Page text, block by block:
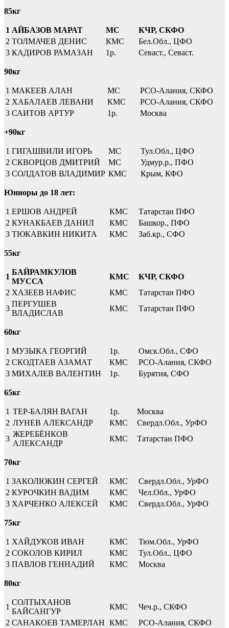
85кг
1 АЙБАЗОВ МАРАТ МС
КЧР, СКФО
2 ТОЛМАЧЕВ ДЕНИС КМС
Бел.Обл., ЦФО
3 КАДИРОВ РАМАЗАН 1р. Севаст., Севаст.
90кг
1 МАКЕЕВ АЛАН МС
РСО-Алания, СКФО
2 ХАБАЛАЕВ ЛЕВАНИ КМС
РСО-Алания, СКФО
3 САИТОВ АРТУР 1р. Москва
+90кг
1 ГИГАШВИЛИ ИГОРЬ МС
Тул.Обл., ЦФО
2 СКВОРЦОВ ДМИТРИЙ МС
Удмур.р., ПФО
3 СОЛДАТОВ ВЛАДИМИР КМС Крым, КФО
Юниоры до 18 лет:
1 ЕРШОВ АНДРЕЙ КМС
Татарстан ПФО
2 КУНАКБАЕВ ДАНИЛ КМС
Башкор., ПФО
3 ТЮКАВКИН НИКИТА КМС Заб.кр., СФО
55кг
1
БАЙРАМКУЛОВ
МУССА
КМС
КЧР, СКФО
2 ХАЗЕЕВ НАФИС КМС
Татарстан ПФО
3
ПЕРГУШЕВ
ВЛАДИСЛАВ
КМС Татарстан ПФО
60кг
1 МУЗЫКА ГЕОРГИЙ 1р.
Омск.Обл., СФО
2 СКОДТАЕВ АЗАМАТ КМС
РСО-Алания, СКФО
3 МИХАЛЕВ ВАЛЕНТИН 1р. Бурятия, СФО
65кг
1 ТЕР-БАЛЯН ВАГАН 1р.
Москва
2 ЛУНЕВ АЛЕКСАНДР КМС
Свердл.Обл., УрФО
3
ЖЕРЕБЁНКОВ
АЛЕКСАНДР
КМС Татарстан ПФО
70кг
1 ЗАКОЛЮКИН СЕРГЕЙ КМС
Свердл.Обл., УрФО
2 КУРОЧКИН ВАДИМ КМС
Чел.Обл., УрФО
3 ХАРЧЕНКО АЛЕКСЕЙ КМС Свердл.Обл., УрФО
75кг
1 ХАЙДУКОВ ИВАН КМС
Тюм.Обл., УрФО
2 СОКОЛОВ КИРИЛ КМС
Тул.Обл., ЦФО
3 ПАВЛОВ ГЕННАДИЙ КМС Москва
80кг
1
СОЛТЫХАНОВ
БАЙСАНГУР
КМС
Чеч.р., СКФО
2 САНАКОЕВ ТАМЕРЛАН КМС РСО-Алания, СКФО